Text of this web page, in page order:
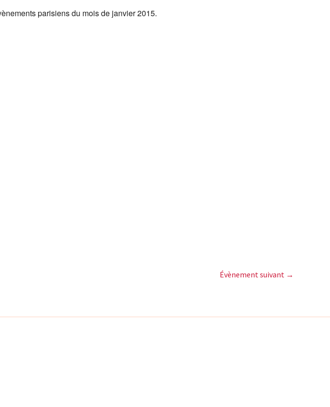
parisiens du mois de janvier 2015.
Évènement suivant →